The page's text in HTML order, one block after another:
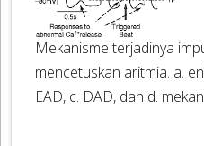
Mekanisme terjadinya
mencetuskan aritmia. a.
EAD, c. DAD, dan d.